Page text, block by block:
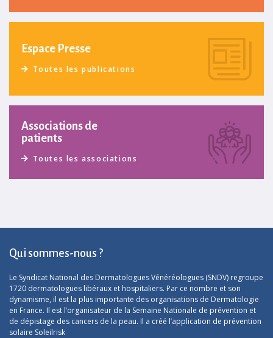
Espace Presse
Toutes les publications
Associations de
patients
Toutes les associations
Qui sommes-nous ?
Le Syndicat National des Dermatologues Vénéréologues (SNDV) regroupe
1720 dermatologues libéraux et hospitaliers. Par ce nombre et son
dynamisme, il est la plus importante des organisations de Dermatologie
en France. Il est l’organisateur de la Semaine Nationale de prévention et
de dépistage des cancers de la peau. Il a créé l’application de prévention
solaire Soleilrisk